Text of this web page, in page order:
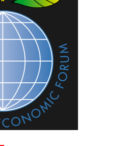
Spa . viz níže). Kousíček za
odbočku do centra na nově
tunelem (ten vede
stoupáme k další čerpací
sjezdovkám. Silnice
Golębiewski (s velkým
ke kostelíku Wang do
Zde na konečné
tratě.
nasdetmipoevrope.cz